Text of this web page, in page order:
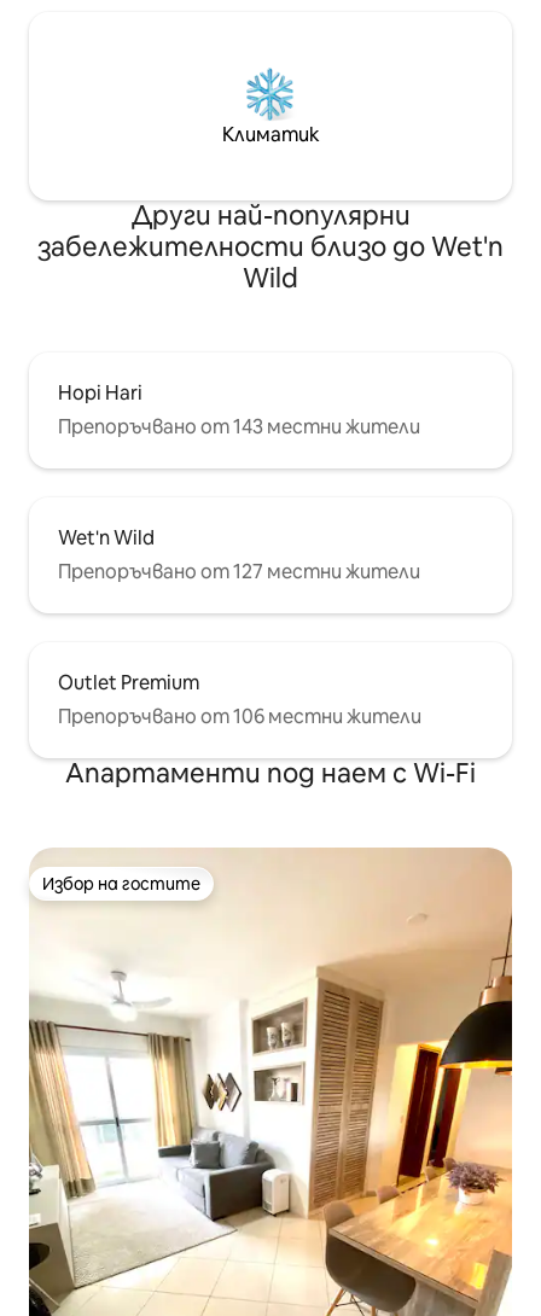
Климатик
Други най-популярни
забележителности близо до Wet'n
Wild
Hopi Hari
Препоръчвано от 143 местни жители
Wet'n Wild
Препоръчвано от 127 местни жители
Outlet Premium
Препоръчвано от 106 местни жители
Апартаменти под наем с Wi-Fi
Избор на гостите
Избор на гостите